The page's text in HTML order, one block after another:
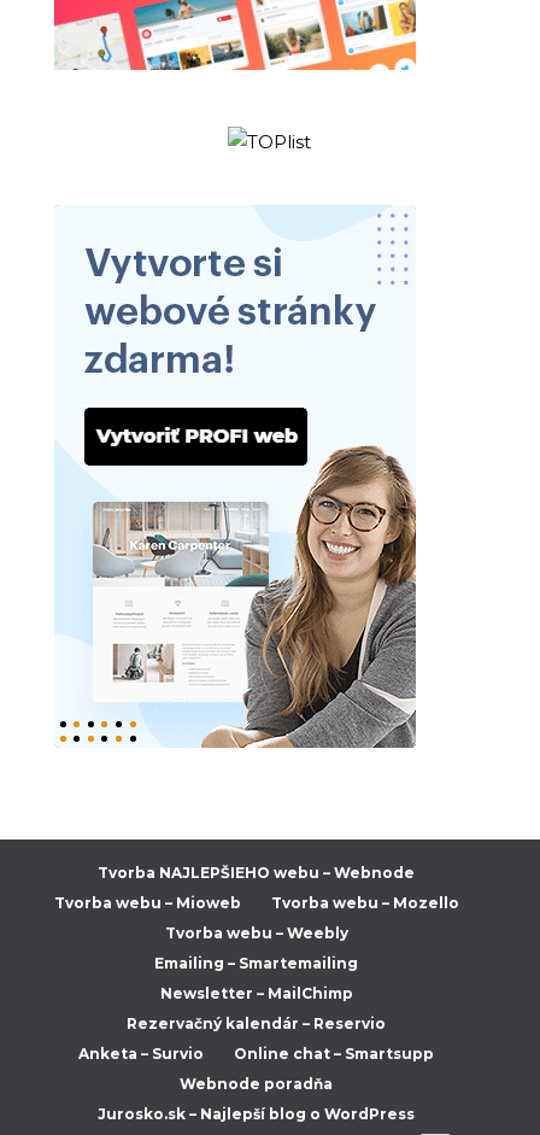
Tvorba NAJLEPŠIEHO webu – Webnode
Tvorba webu – Mioweb
Tvorba webu – Mozello
Tvorba webu – Weebly
Emailing – Smartemailing
Newsletter – MailChimp
Rezervačný kalendár – Reservio
Anketa – Survio
Online chat – Smartsupp
Webnode poradňa
Jurosko.sk – Najlepší blog o WordPress